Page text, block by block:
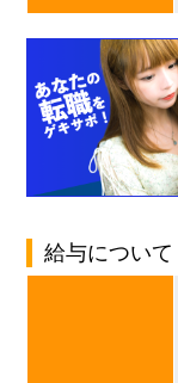
給与について